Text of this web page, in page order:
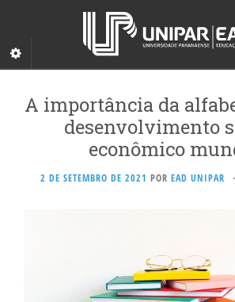
A importância da
desenvolvimento
econômico
2 DE SETEMBRO DE 2021 POR EAD UNIPAR ·